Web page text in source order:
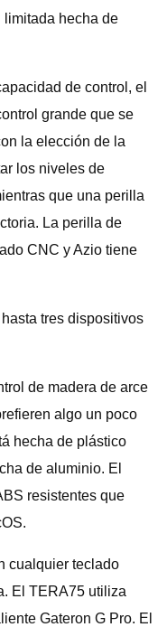
limitada hecha de
de control, el
grande que se
la elección de la
los niveles de
que una perilla
La perilla de
CNC y Azio tiene
tres dispositivos
de madera de arce
algo un poco
hecha de plástico
de aluminio. El
resistentes que
cualquier teclado
El TERA75 utiliza
Gateron G Pro. El